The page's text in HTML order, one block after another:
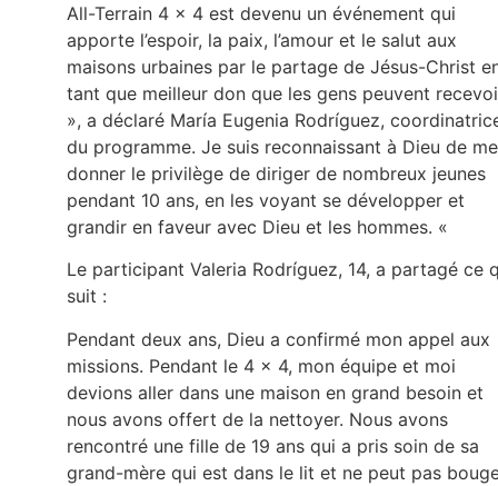
All-Terrain 4 × 4 est devenu un événement qui
apporte l’espoir, la paix, l’amour et le salut aux
maisons urbaines par le partage de Jésus-Christ
tant que meilleur don que les gens peuvent
», a déclaré María Eugenia Rodríguez,
du programme. Je suis reconnaissant à Dieu de me
donner le privilège de diriger de nombreux jeunes
pendant 10 ans, en les voyant se développer et
grandir en faveur avec Dieu et les hommes. «
Le participant Valeria Rodríguez, 14, a partagé ce
suit :
Pendant deux ans, Dieu a confirmé mon appel aux
missions. Pendant le 4 × 4, mon équipe et moi
devions aller dans une maison en grand besoin et
nous avons offert de la nettoyer. Nous avons
rencontré une fille de 19 ans qui a pris soin de sa
grand-mère qui est dans le lit et ne peut pas